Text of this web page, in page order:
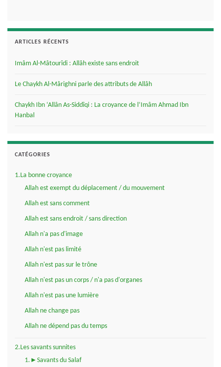
ARTICLES RÉCENTS
Imâm Al-Mâtourîdi : Allâh existe sans endroit
Le Chaykh Al-Mârighni parle des attributs de Allâh
Chaykh Ibn ‘Allân As-Siddîqi : La croyance de l’Imâm Ahmad Ibn
Hanbal
CATÉGORIES
1.La bonne croyance
Allah est exempt du déplacement / du mouvement
Allah est sans comment
Allah est sans endroit / sans direction
Allah n'a pas d'image
Allah n'est pas limité
Allah n'est pas sur le trône
Allah n'est pas un corps / n'a pas d'organes
Allah n'est pas une lumière
Allah ne change pas
Allah ne dépend pas du temps
2.Les savants sunnites
1.►Savants du Salaf